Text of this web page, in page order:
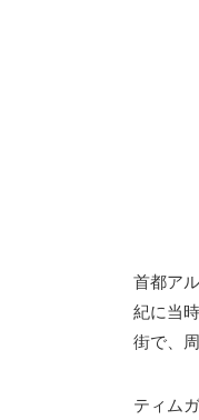
首都ア
紀に当
街で、
ティム